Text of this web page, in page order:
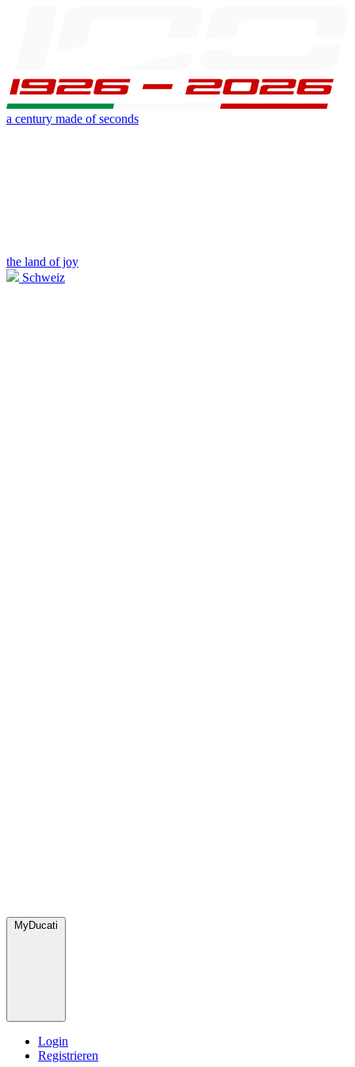
a century made of seconds
the land of joy
Schweiz
MyDucati
Login
Registrieren